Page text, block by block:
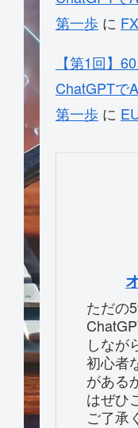
第一歩 に
【第1回】
ChatGPTで
第一歩 に
ただの
しなが
初心者
がある
はぜひ
ご了承